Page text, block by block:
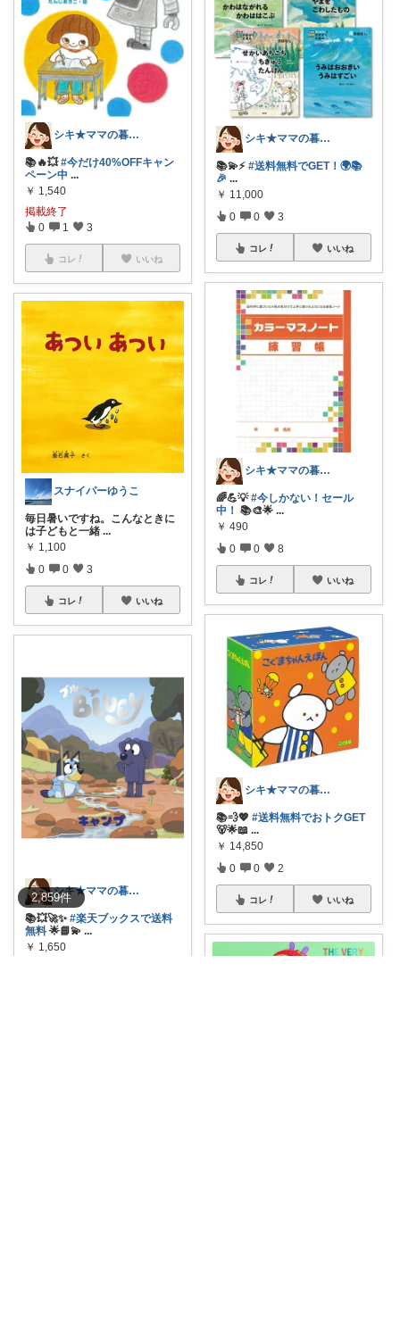
2,859件
シキ★ママの暮らし、キッズ
📚🔥💥#今だけ40%OFFキャン
ペーン中 ...
￥ 1,540
掲載終了
0 1 3
コレ いいね
スナイパーゆうこ
毎日暑いですね。こんなときに
は子どもと一緒 ...
￥ 1,100
0 0 3
コレ いいね
シキ★ママの暮らし、キッズ
📚💥🚀✨ #楽天ブックスで送料
無料 🌟📘💫 ...
￥ 1,650
シキ★ママの暮らし、キッズ
📚💫⚡️ #送料無料でGET！🌍📚
🎉 ...
￥ 11,000
0 0 3
コレ いいね
シキ★ママの暮らし、キッズ
🌈💪💡#今しかない！セール
中！ 📚🎨🌟 ...
￥ 490
0 0 8
コレ いいね
シキ★ママの暮らし、キッズ
📚💨💖 #送料無料でおトクGET
🐻🌟📖 ...
￥ 14,850
0 0 2
コレ いいね